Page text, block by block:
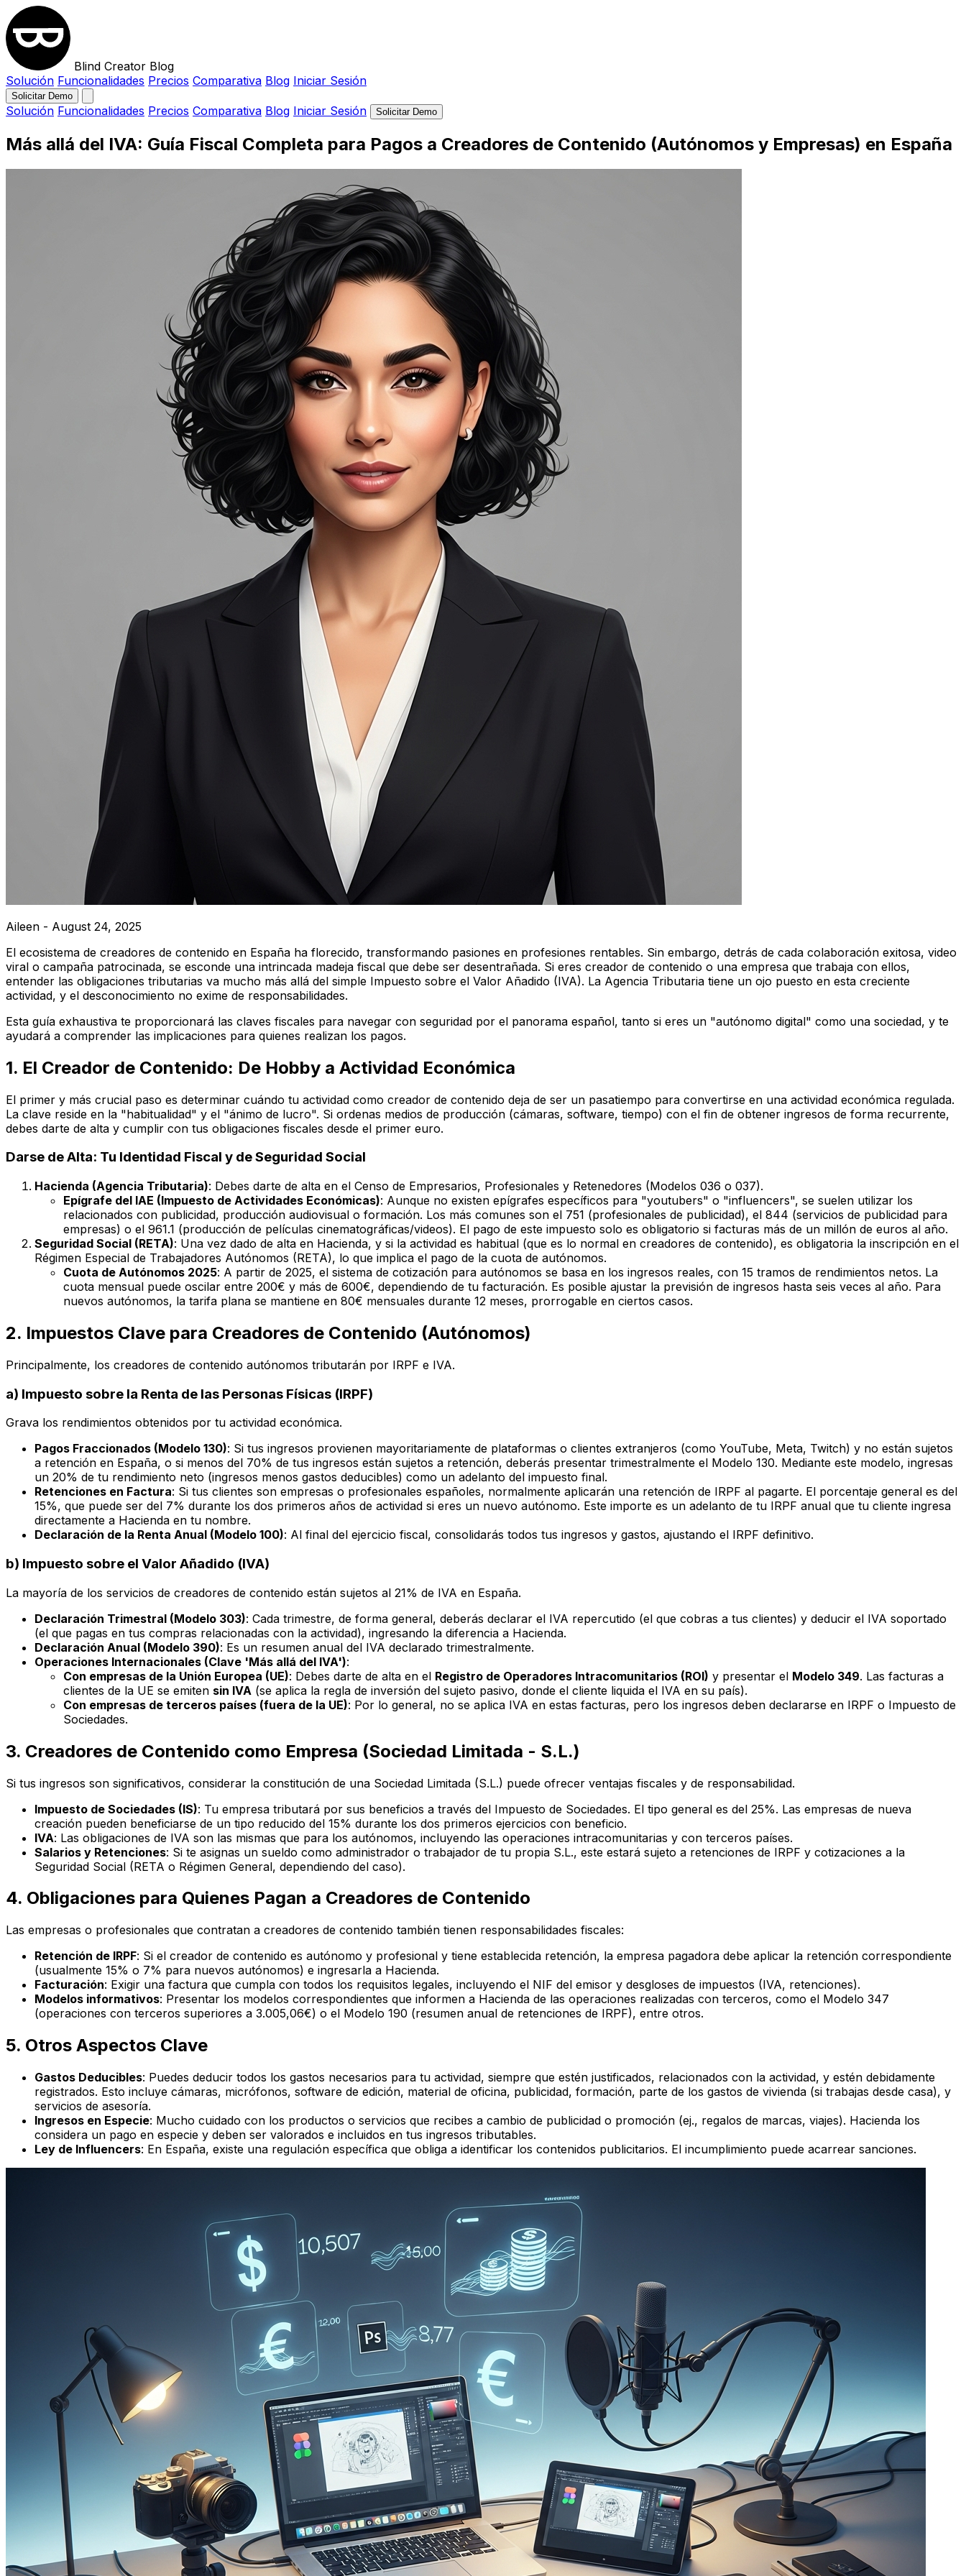
Blind Creator Blog
Solución Funcionalidades Precios Comparativa Blog Iniciar Sesión
Solicitar Demo
Solución Funcionalidades Precios Comparativa Blog Iniciar Sesión Solicitar Demo
Más allá del IVA: Guía Fiscal Completa para Pagos a Creadores de Contenido (Autónomos y Empresas) en España
Aileen - August 24, 2025
El ecosistema de creadores de contenido en España ha florecido, transformando pasiones en profesiones rentables. Sin embargo, detrás de cada colaboración exitosa, video
viral o campaña patrocinada, se esconde una intrincada madeja fiscal que debe ser desentrañada. Si eres creador de contenido o una empresa que trabaja con ellos,
entender las obligaciones tributarias va mucho más allá del simple Impuesto sobre el Valor Añadido (IVA). La Agencia Tributaria tiene un ojo puesto en esta creciente
actividad, y el desconocimiento no exime de responsabilidades.
Esta guía exhaustiva te proporcionará las claves fiscales para navegar con seguridad por el panorama español, tanto si eres un "autónomo digital" como una sociedad, y te
ayudará a comprender las implicaciones para quienes realizan los pagos.
1. El Creador de Contenido: De Hobby a Actividad Económica
El primer y más crucial paso es determinar cuándo tu actividad como creador de contenido deja de ser un pasatiempo para convertirse en una actividad económica regulada.
La clave reside en la "habitualidad" y el "ánimo de lucro". Si ordenas medios de producción (cámaras, software, tiempo) con el fin de obtener ingresos de forma recurrente,
debes darte de alta y cumplir con tus obligaciones fiscales desde el primer euro.
Darse de Alta: Tu Identidad Fiscal y de Seguridad Social
Hacienda (Agencia Tributaria): Debes darte de alta en el Censo de Empresarios, Profesionales y Retenedores (Modelos 036 o 037).
Epígrafe del IAE (Impuesto de Actividades Económicas): Aunque no existen epígrafes específicos para "youtubers" o "influencers", se suelen utilizar los
relacionados con publicidad, producción audiovisual o formación. Los más comunes son el 751 (profesionales de publicidad), el 844 (servicios de publicidad para
empresas) o el 961.1 (producción de películas cinematográficas/videos). El pago de este impuesto solo es obligatorio si facturas más de un millón de euros al año.
Seguridad Social (RETA): Una vez dado de alta en Hacienda, y si la actividad es habitual (que es lo normal en creadores de contenido), es obligatoria la inscripción en el
Régimen Especial de Trabajadores Autónomos (RETA), lo que implica el pago de la cuota de autónomos.
Cuota de Autónomos 2025: A partir de 2025, el sistema de cotización para autónomos se basa en los ingresos reales, con 15 tramos de rendimientos netos. La
cuota mensual puede oscilar entre 200€ y más de 600€, dependiendo de tu facturación. Es posible ajustar la previsión de ingresos hasta seis veces al año. Para
nuevos autónomos, la tarifa plana se mantiene en 80€ mensuales durante 12 meses, prorrogable en ciertos casos.
2. Impuestos Clave para Creadores de Contenido (Autónomos)
Principalmente, los creadores de contenido autónomos tributarán por IRPF e IVA.
a) Impuesto sobre la Renta de las Personas Físicas (IRPF)
Grava los rendimientos obtenidos por tu actividad económica.
Pagos Fraccionados (Modelo 130): Si tus ingresos provienen mayoritariamente de plataformas o clientes extranjeros (como YouTube, Meta, Twitch) y no están sujetos
a retención en España, o si menos del 70% de tus ingresos están sujetos a retención, deberás presentar trimestralmente el Modelo 130. Mediante este modelo, ingresas
un 20% de tu rendimiento neto (ingresos menos gastos deducibles) como un adelanto del impuesto final.
Retenciones en Factura: Si tus clientes son empresas o profesionales españoles, normalmente aplicarán una retención de IRPF al pagarte. El porcentaje general es del
15%, que puede ser del 7% durante los dos primeros años de actividad si eres un nuevo autónomo. Este importe es un adelanto de tu IRPF anual que tu cliente ingresa
directamente a Hacienda en tu nombre.
Declaración de la Renta Anual (Modelo 100): Al final del ejercicio fiscal, consolidarás todos tus ingresos y gastos, ajustando el IRPF definitivo.
b) Impuesto sobre el Valor Añadido (IVA)
La mayoría de los servicios de creadores de contenido están sujetos al 21% de IVA en España.
Declaración Trimestral (Modelo 303): Cada trimestre, de forma general, deberás declarar el IVA repercutido (el que cobras a tus clientes) y deducir el IVA soportado
(el que pagas en tus compras relacionadas con la actividad), ingresando la diferencia a Hacienda.
Declaración Anual (Modelo 390): Es un resumen anual del IVA declarado trimestralmente.
Operaciones Internacionales (Clave 'Más allá del IVA'):
Con empresas de la Unión Europea (UE): Debes darte de alta en el Registro de Operadores Intracomunitarios (ROI) y presentar el Modelo 349. Las facturas a
clientes de la UE se emiten sin IVA (se aplica la regla de inversión del sujeto pasivo, donde el cliente liquida el IVA en su país).
Con empresas de terceros países (fuera de la UE): Por lo general, no se aplica IVA en estas facturas, pero los ingresos deben declararse en IRPF o Impuesto de
Sociedades.
3. Creadores de Contenido como Empresa (Sociedad Limitada - S.L.)
Si tus ingresos son significativos, considerar la constitución de una Sociedad Limitada (S.L.) puede ofrecer ventajas fiscales y de responsabilidad.
Impuesto de Sociedades (IS): Tu empresa tributará por sus beneficios a través del Impuesto de Sociedades. El tipo general es del 25%. Las empresas de nueva
creación pueden beneficiarse de un tipo reducido del 15% durante los dos primeros ejercicios con beneficio.
IVA: Las obligaciones de IVA son las mismas que para los autónomos, incluyendo las operaciones intracomunitarias y con terceros países.
Salarios y Retenciones: Si te asignas un sueldo como administrador o trabajador de tu propia S.L., este estará sujeto a retenciones de IRPF y cotizaciones a la
Seguridad Social (RETA o Régimen General, dependiendo del caso).
4. Obligaciones para Quienes Pagan a Creadores de Contenido
Las empresas o profesionales que contratan a creadores de contenido también tienen responsabilidades fiscales:
Retención de IRPF: Si el creador de contenido es autónomo y profesional y tiene establecida retención, la empresa pagadora debe aplicar la retención correspondiente
(usualmente 15% o 7% para nuevos autónomos) e ingresarla a Hacienda.
Facturación: Exigir una factura que cumpla con todos los requisitos legales, incluyendo el NIF del emisor y desgloses de impuestos (IVA, retenciones).
Modelos informativos: Presentar los modelos correspondientes que informen a Hacienda de las operaciones realizadas con terceros, como el Modelo 347
(operaciones con terceros superiores a 3.005,06€) o el Modelo 190 (resumen anual de retenciones de IRPF), entre otros.
5. Otros Aspectos Clave
Gastos Deducibles: Puedes deducir todos los gastos necesarios para tu actividad, siempre que estén justificados, relacionados con la actividad, y estén debidamente
registrados. Esto incluye cámaras, micrófonos, software de edición, material de oficina, publicidad, formación, parte de los gastos de vivienda (si trabajas desde casa), y
servicios de asesoría.
Ingresos en Especie: Mucho cuidado con los productos o servicios que recibes a cambio de publicidad o promoción (ej., regalos de marcas, viajes). Hacienda los
considera un pago en especie y deben ser valorados e incluidos en tus ingresos tributables.
Ley de Influencers: En España, existe una regulación específica que obliga a identificar los contenidos publicitarios. El incumplimiento puede acarrear sanciones.